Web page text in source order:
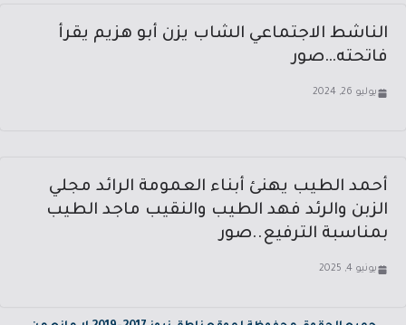
الناشط الاجتماعي الشاب يزن أبو هزيم يقرأ
فاتحته…صور
يوليو 26, 2024
أحمد الطيب يهنئ أبناء العمومة الرائد مجلي
الزبن والرئد فهد الطيب والنقيب ماجد الطيب
بمناسبة الترفيع..صور
يونيو 4, 2025